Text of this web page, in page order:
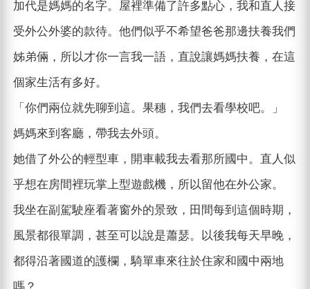
加代是媽媽的名字。屋裡準備了許多點心，我和直人接
受外公外婆的款待。他們似乎不希望爸爸那邊扶養我們
姊弟倆，所以才你一言我一語，直說讓媽媽扶養，在這
個家生活有多好。
「你們兩位就先聊到這。果穗，我們去看學校吧。」
媽媽來到客廳，帶我去外頭。
她借了外公的輕型車，開車載我去看那所國中。直人似
乎想在房間裡玩掌上型遊戲機，所以留他在外公家。
我坐在副駕駛座看著窗外的景致，田間每到這個時期，
風景都很單調，甚至可以說是蕭瑟。以後我每天早晚，
都得沿著國道的護欄，騎單車來往於住家和國中兩地